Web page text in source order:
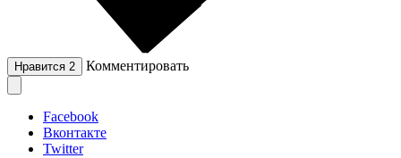
Нравится 2 Комментировать
Facebook
Вконтакте
Twitter